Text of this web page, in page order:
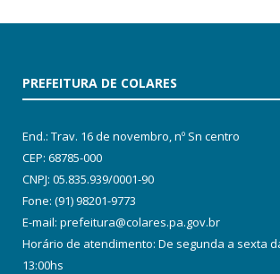
PREFEITURA DE COLARES
End.: Trav. 16 de novembro, nº Sn centro
CEP: 68785-000
CNPJ: 05.835.939/0001-90
Fone: (91) 98201-9773
E-mail: prefeitura@colares.pa.gov.br
Horário de atendimento: De segunda a sexta
13:00hs